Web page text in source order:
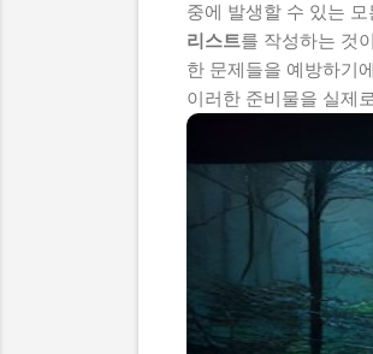
중에 발생할 수 있는
리스트를 작성하는 것
한 문제들을 예방하기
이러한 준비물을 실제